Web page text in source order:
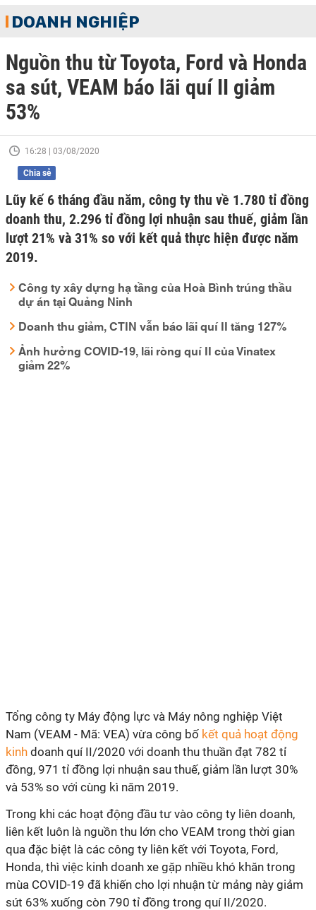
DOANH NGHIỆP
Nguồn thu từ Toyota, Ford và Honda
sa sút, VEAM báo lãi quí II giảm
53%
16:28 | 03/08/2020
Chia sẻ
Lũy kế 6 tháng đầu năm, công ty thu về 1.780 tỉ đồng
doanh thu, 2.296 tỉ đồng lợi nhuận sau thuế, giảm lần
lượt 21% và 31% so với kết quả thực hiện được năm
2019.
Công ty xây dựng hạ tầng của Hoà Bình trúng thầu
dự án tại Quảng Ninh
Doanh thu giảm, CTIN vẫn báo lãi quí II tăng 127%
Ảnh hưởng COVID-19, lãi ròng quí II của Vinatex
giảm 22%
Tổng công ty Máy động lực và Máy nông nghiệp Việt
Nam (VEAM - Mã: VEA) vừa công bố kết quả hoạt động
kinh doanh quí II/2020 với doanh thu thuần đạt 782 tỉ
đồng, 971 tỉ đồng lợi nhuận sau thuế, giảm lần lượt 30%
và 53% so với cùng kì năm 2019.
Trong khi các hoạt động đầu tư vào công ty liên doanh,
liên kết luôn là nguồn thu lớn cho VEAM trong thời gian
qua đặc biệt là các công ty liên kết với Toyota, Ford,
Honda, thì việc kinh doanh xe gặp nhiều khó khăn trong
mùa COVID-19 đã khiến cho lợi nhuận từ mảng này giảm
sút 63% xuống còn 790 tỉ đồng trong quí II/2020.